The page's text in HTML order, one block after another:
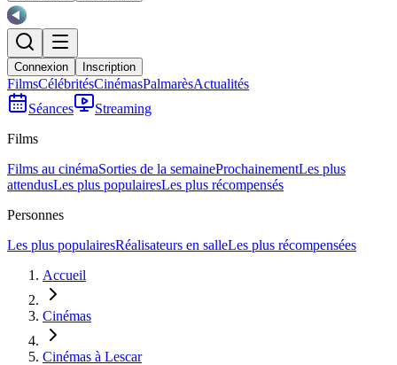
Connexion Inscription
FilmsCélébritésCinémasPalmarèsActualités
Séances
Streaming
Films
Films au cinémaSorties de la semaineProchainementLes plus
attendusLes plus populairesLes plus récompensés
Personnes
Les plus populairesRéalisateurs en salleLes plus récompensées
Accueil
Cinémas
Cinémas à Lescar